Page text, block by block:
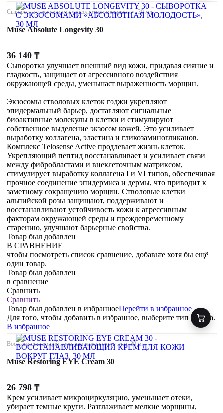
Сыворотка с экзосомами «абсолютная молодость», 30 мл
Muse Absolute Longevity 30
36 140 ₸
Сыворотка улучшает внешний вид кожи, придавая сияние и
гладкость, защищает от агрессивного воздействия
окружающей среды, уменьшает выраженность морщин.
Экзосомы стволовых клеток годжи укрепляют
эпидермальный барьер, доставляют сигнальные
биоактивные молекулы в клетки и стимулируют
собственное выделение экзосом кожей. Это усиливает
выработку коллагена, эластина и гликозаминогликанов.
Комплекс Telosense Active продлевает жизнь клеток.
Укрепляющий пептид восстанавливает и усиливает связи
между фибробластами и внеклеточным матриксом,
стимулирует выработку коллагена I и VI типов, обеспечивая
прочное соединение эпидермиса и дермы, что приводит к
заметному сокращению морщин. Стволовые клетки
альпийской розы защищают, поддерживают и
восстанавливают устойчивость кожи к агрессивным
факторам окружающей среды и преждевременному
старению, улучшают барьерные свойства.
Товар был добавлен
В СРАВНЕНИЕ
чтобы посмотреть список сравнение, добавьте хотя бы ещё
один товар.
Товар был добавлен
в сравнение
Сравнить
Сравнить
Товар был добавлен в избранноеПерейти в избранное
Для того, чтобы добавить в избранное, выберите тип товара.
В избранное
Восстанавливающий крем для кожи вокруг глаз, 30 мл
Muse Restoring EYE Cream 30
26 798 ₸
Крем усиливает микроциркуляцию, уменьшает отеки,
убирает темные круги. Разглаживает мелкие морщины,